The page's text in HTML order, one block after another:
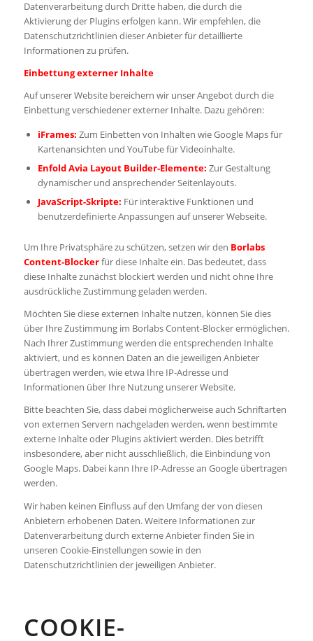
Datenverarbeitung durch Dritte haben, die durch die
Aktivierung der Plugins erfolgen kann. Wir empfehlen, die
Datenschutzrichtlinien dieser Anbieter für detaillierte
Informationen zu prüfen.
Einbettung externer Inhalte
Auf unserer Website bereichern wir unser Angebot durch die
Einbettung verschiedener externer Inhalte. Dazu gehören:
iFrames: Zum Einbetten von Inhalten wie Google Maps für
Kartenansichten und YouTube für Videoinhalte.
Enfold Avia Layout Builder-Elemente: Zur Gestaltung
dynamischer und ansprechender Seitenlayouts.
JavaScript-Skripte: Für interaktive Funktionen und
benutzerdefinierte Anpassungen auf unserer Webseite.
Um Ihre Privatsphäre zu schützen, setzen wir den Borlabs
Content-Blockerfür diese Inhalte ein. Das bedeutet, dass
diese Inhalte zunächst blockiert werden und nicht ohne Ihre
ausdrückliche Zustimmung geladen werden.
Möchten Sie diese externen Inhalte nutzen, können Sie dies
über Ihre Zustimmung im Borlabs Content-Blocker ermöglichen.
Nach Ihrer Zustimmung werden die entsprechenden Inhalte
aktiviert, und es können Daten an die jeweiligen Anbieter
übertragen werden, wie etwa Ihre IP-Adresse und
Informationen über Ihre Nutzung unserer Website.
Bitte beachten Sie, dass dabei möglicherweise auch Schriftarten
von externen Servern nachgeladen werden, wenn bestimmte
externe Inhalte oder Plugins aktiviert werden. Dies betrifft
insbesondere, aber nicht ausschließlich, die Einbindung von
Google Maps. Dabei kann Ihre IP-Adresse an Google übertragen
werden.
Wir haben keinen Einfluss auf den Umfang der von diesen
Anbietern erhobenen Daten. Weitere Informationen zur
Datenverarbeitung durch externe Anbieter finden Sie in
unseren Cookie-Einstellungen sowie in den
Datenschutzrichtlinien der jeweiligen Anbieter.
COOKIE-